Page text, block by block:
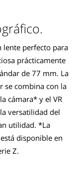
lente perfecto para
prácticamente
de 77 mm. La
se combina con la
cámara* y el VR
versatilidad del
utilidad. *La
disponible en
Z.